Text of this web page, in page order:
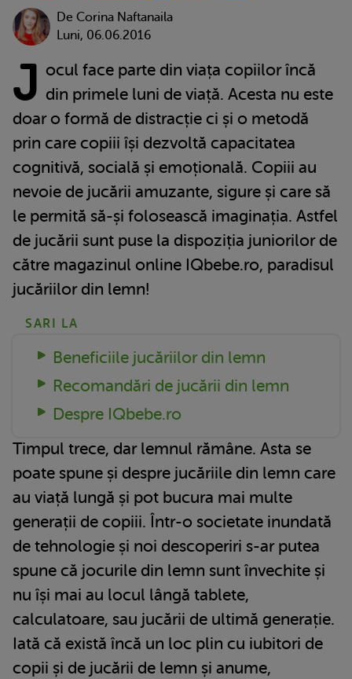
De Corina Naftanaila
Luni, 06.06.2016
J ocul face parte din viața copiilor încă
din primele luni de viață. Acesta nu este
doar o formă de distracție ci și o metodă
prin care copiii își dezvoltă capacitatea
cognitivă, socială și emoțională. Copiii au
nevoie de jucării amuzante, sigure și care să
le permită să-și folosească imaginația. Astfel
de jucării sunt puse la dispoziția juniorilor de
către magazinul online IQbebe.ro, paradisul
jucăriilor din lemn!
SARI LA
Beneficiile jucăriilor din lemn
Recomandări de jucării din lemn
Despre IQbebe.ro
Timpul trece, dar lemnul rămâne. Asta se
poate spune și despre jucăriile din lemn care
au viață lungă și pot bucura mai multe
generații de copiii. Într-o societate inundată
de tehnologie și noi descoperiri s-ar putea
spune că jocurile din lemn sunt învechite și
nu își mai au locul lângă tablete,
calculatoare, sau jucării de ultimă generație.
Iată că există încă un loc plin cu iubitori de
copii și de jucării de lemn și anume,